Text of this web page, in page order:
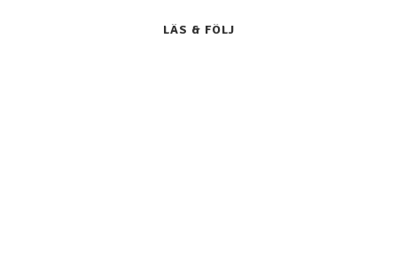
LÄS & FÖLJ